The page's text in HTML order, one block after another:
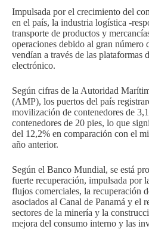
Impulsada por el crecimiento del
en el país, la industria logística -
transporte de productos y
operaciones debido al gran número
vendían a través de las plataformas
electrónico.
Según cifras de la Autoridad
(AMP), los puertos del país
movilización de contenedores de
contenedores de 20 pies, lo que
del 12,2% en comparación con el
año anterior.
Según el Banco Mundial, se está
fuerte recuperación, impulsada por
flujos comerciales, la recuperación
asociados al Canal de Panamá y el
sectores de la minería y la
mejora del consumo interno y las